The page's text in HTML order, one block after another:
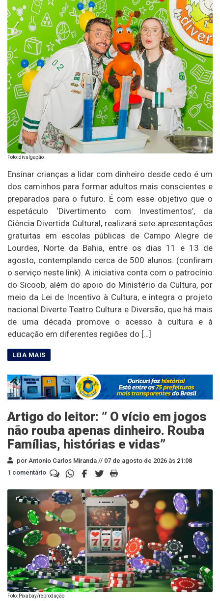
Foto: divulgação
Ensinar crianças a lidar com dinheiro desde cedo é um
dos caminhos para formar adultos mais conscientes e
preparados para o futuro. É com esse objetivo que o
espetáculo ‘Divertimento com Investimentos’, da
Ciência Divertida Cultural, realizará sete apresentações
gratuitas em escolas públicas de Campo Alegre de
Lourdes, Norte da Bahia, entre os dias 11 e 13 de
agosto, contemplando cerca de 500 alunos. (confiram
o serviço neste link). A iniciativa conta com o patrocínio
do Sicoob, além do apoio do Ministério da Cultura, por
meio da Lei de Incentivo à Cultura, e integra o projeto
nacional Diverte Teatro Cultura e Diversão, que há mais
de uma década promove o acesso à cultura e à
educação em diferentes regiões do […]
Artigo do leitor: ” O vício em jogos
não rouba apenas dinheiro. Rouba
Famílias, histórias e vidas”
por Antonio Carlos Miranda // 07 de agosto de 2026 às 21:08
1 comentário
Foto: Pixabay/reprodução